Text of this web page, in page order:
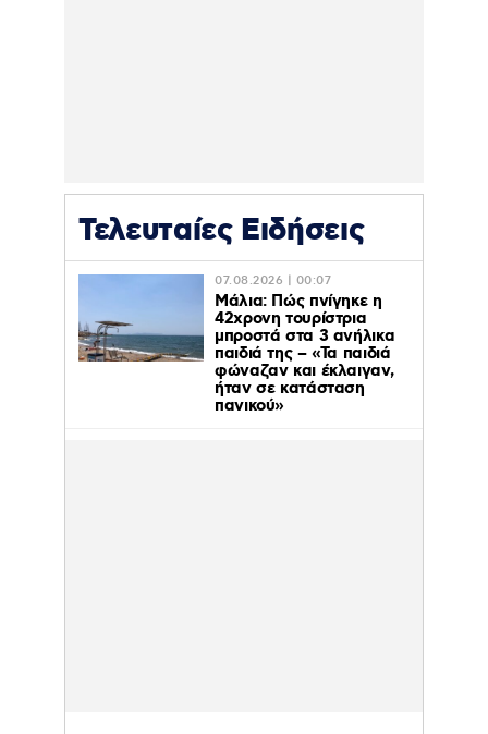
Τελευταίες Ειδήσεις
07.08.2026 | 00:07
Μάλια: Πώς πνίγηκε η
42χρονη τουρίστρια
μπροστά στα 3 ανήλικα
παιδιά της – «Τα παιδιά
φώναζαν και έκλαιγαν,
ήταν σε κατάσταση
πανικού»